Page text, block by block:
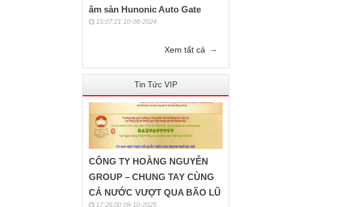
âm sàn Hunonic Auto Gate
15:07:21 10-08-2024
Xem tất cả →
Tin Tức VIP
CÔNG TY HOÀNG NGUYỄN
GROUP – CHUNG TAY CÙNG
CẢ NƯỚC VƯỢT QUA BÃO LŨ
17:26:00 09-10-2025